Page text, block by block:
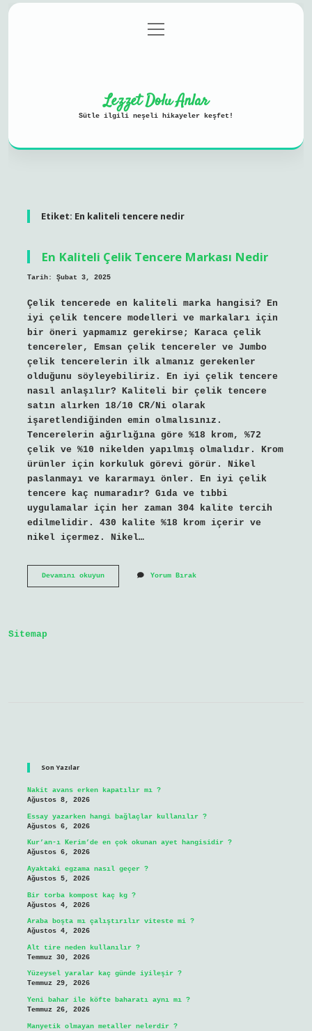
Gizlilik Politikası
menüyü
aç
Lezzet Dolu Anlar
Sütle ilgili neşeli hikayeler keşfet!
Etiket: En kaliteli tencere nedir
En Kaliteli Çelik Tencere Markası Nedir
Tarih: Şubat 3, 2025
Çelik tencerede en kaliteli marka hangisi? En
iyi çelik tencere modelleri ve markaları için
bir öneri yapmamız gerekirse; Karaca çelik
tencereler, Emsan çelik tencereler ve Jumbo
çelik tencerelerin ilk almanız gerekenler
olduğunu söyleyebiliriz. En iyi çelik tencere
nasıl anlaşılır? Kaliteli bir çelik tencere
satın alırken 18/10 CR/Ni olarak
işaretlendiğinden emin olmalısınız.
Tencerelerin ağırlığına göre %18 krom, %72
çelik ve %10 nikelden yapılmış olmalıdır. Krom
ürünler için korkuluk görevi görür. Nikel
paslanmayı ve kararmayı önler. En iyi çelik
tencere kaç numaradır? Gıda ve tıbbi
uygulamalar için her zaman 304 kalite tercih
edilmelidir. 430 kalite %18 krom içerir ve
nikel içermez. Nikel…
Devamını okuyunEn
Yorum Bırak
Sitemap
Son Yazılar
Nakit avans erken kapatılır mı ?
Ağustos 8, 2026
Essay yazarken hangi bağlaçlar kullanılır ?
Ağustos 6, 2026
Kur’an-ı Kerim’de en çok okunan ayet hangisidir ?
Ağustos 6, 2026
Ayaktaki egzama nasıl geçer ?
Ağustos 5, 2026
Bir torba kompost kaç kg ?
Ağustos 4, 2026
Araba boşta mı çalıştırılır viteste mi ?
Ağustos 4, 2026
Alt tire neden kullanılır ?
Temmuz 30, 2026
Yüzeysel yaralar kaç günde iyileşir ?
Temmuz 29, 2026
Yeni bahar ile köfte baharatı aynı mı ?
Temmuz 26, 2026
Manyetik olmayan metaller nelerdir ?